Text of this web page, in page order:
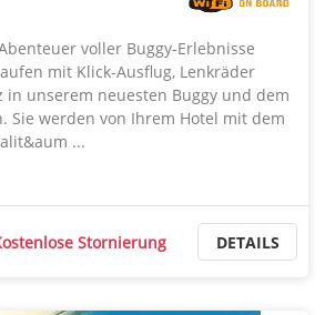
voller Buggy-Erlebnisse
mit Klick-Ausflug, Lenkräder
in unserem neuesten Buggy und dem
Sie werden von Ihrem Hotel mit dem
...
Stornierung DETAILS